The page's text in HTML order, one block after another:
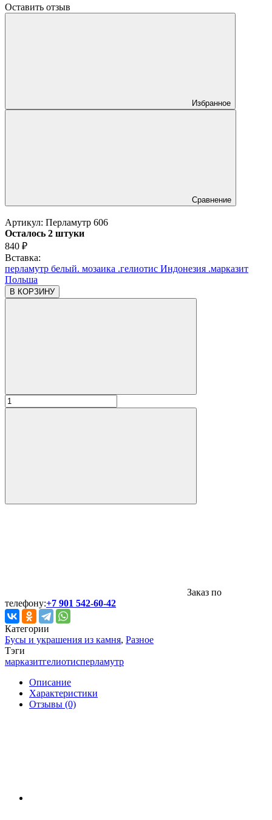
Оставить отзыв
Избранное
Сравнение
Артикул: Перламутр 606
Осталось 2 штуки
840 ₽
Вставка:
перламутр белый. мозаика .гелиотис Индонезия .марказит
Польша
В КОРЗИНУ
Заказ по
телефону:+7 901 542-60-42
Категории
Бусы и украшения из камня, Разное
Тэги
марказитгелиотисперламутр
Описание
Характеристики
Отзывы (0)